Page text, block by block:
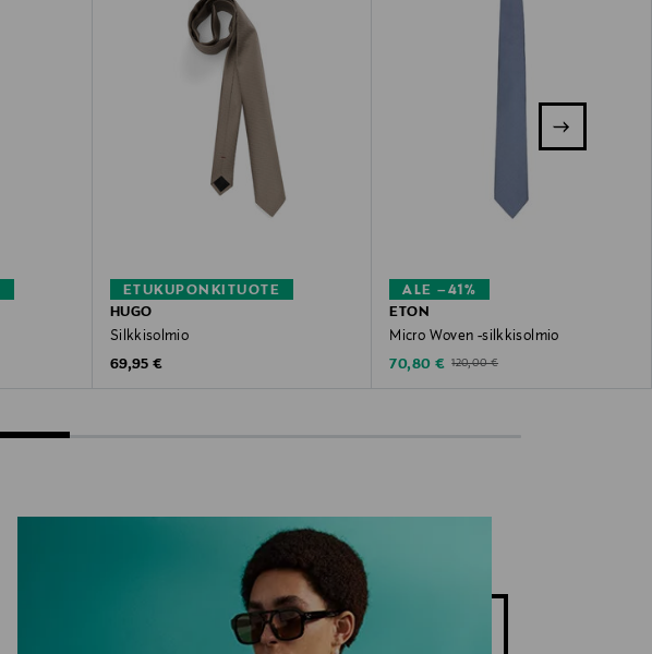
ETUKUPONKITUOTE
HUGO
Silkkisolmio
Original Price
69,95 €
ALE –41%
ETON
Micro Woven -silkkisolmio
Discounted Price
70,80 € Original Price
120,00 €